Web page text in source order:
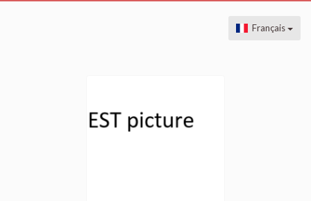
Français